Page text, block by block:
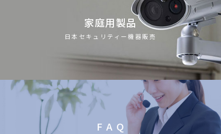
家庭用製品
日本セキュリティー機器販売
F A Q